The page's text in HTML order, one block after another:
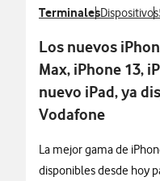
Ver más notas de
TerminalesVer más
Dispositivos
Los nuevos
Max, iPhone 13,
nuevo iPad, ya
Vodafone
La mejor gama de
disponibles desde hoy